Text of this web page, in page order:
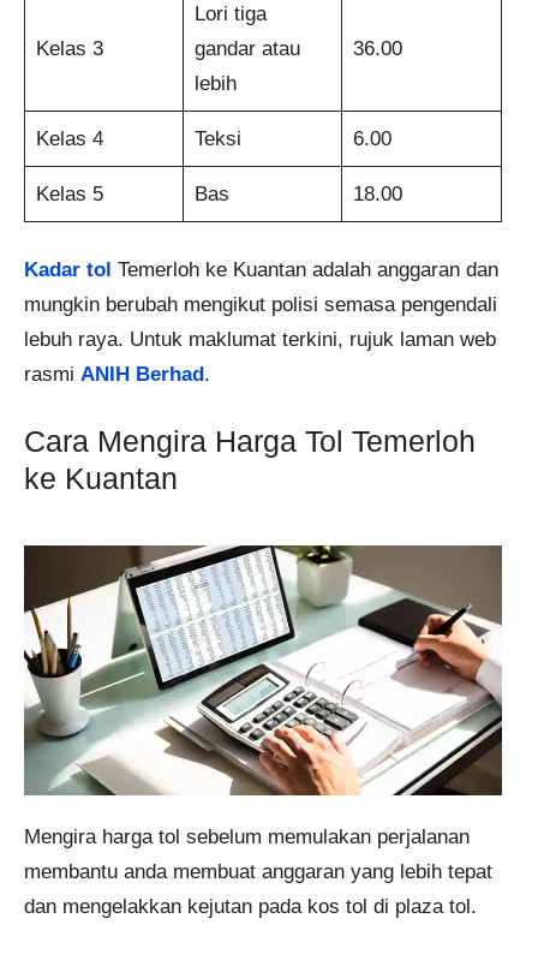
Kelas 3
Lori tiga
gandar atau
lebih
36.00
Kelas 4 Teksi 6.00
Kelas 5 Bas 18.00
Kadar tol Temerloh ke Kuantan adalah anggaran dan
mungkin berubah mengikut polisi semasa pengendali
lebuh raya. Untuk maklumat terkini, rujuk laman web
rasmi ANIH Berhad .
Cara Mengira Harga Tol Temerloh
ke Kuantan
Mengira harga tol sebelum memulakan perjalanan
membantu anda membuat anggaran yang lebih tepat
dan mengelakkan kejutan pada kos tol di plaza tol.